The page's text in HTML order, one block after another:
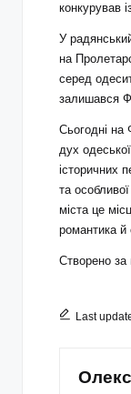
конкурував
У
на
серед
залишався
Сьогодні на
дух
історичних
та
міста це
романтика й
Створено за
Last